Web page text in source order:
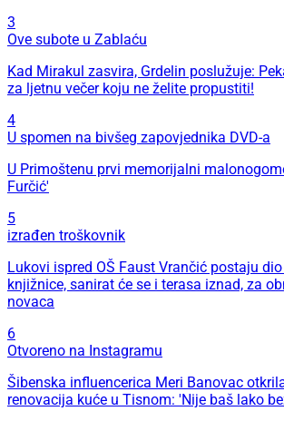
3
Ove subote u Zablaću
Kad Mirakul zasvira, Grdelin poslužuje:
za ljetnu večer koju ne želite propustiti!
4
U spomen na bivšeg zapovjednika DVD-a
U Primoštenu prvi memorijalni
Furčić'
5
izrađen troškovnik
Lukovi ispred OŠ Faust Vrančić postaju
knjižnice, sanirat će se i terasa iznad, za
novaca
6
Otvoreno na Instagramu
Šibenska influencerica Meri Banovac
renovacija kuće u Tisnom: 'Nije baš lako